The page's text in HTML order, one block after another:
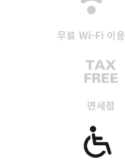
무료 Wi-Fi 이용
면세점